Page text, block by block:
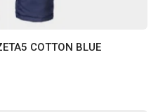
COTTON BLUE